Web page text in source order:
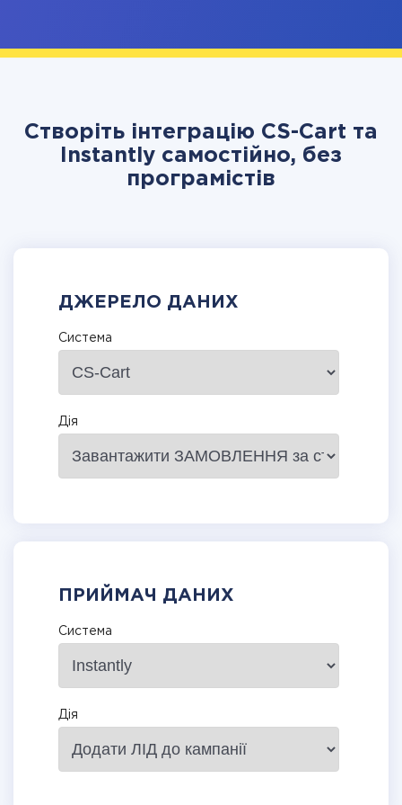
Створіть інтеграцію CS-Cart та
Instantly самостійно, без
програмістів
ДЖЕРЕЛО ДАНИХ
Система
Дія
ПРИЙМАЧ ДАНИХ
Система
Дія